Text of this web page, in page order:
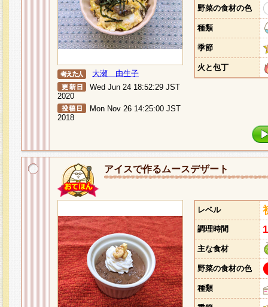
大瀬 由生子
Wed Jun 24 18:52:29 JST
2020
Mon Nov 26 14:25:00 JST
2018
野菜の食材の色
種類
季節
火と包丁
アイスで作るムースデザート
レベル
調理時間
主な食材
野菜の食材の色
種類